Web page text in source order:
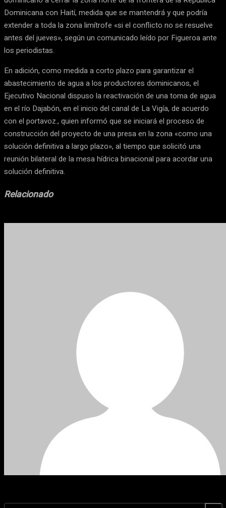
Dominicana con Haití, medida que se mantendrá y que podría
extender a toda la zona limítrofe «si el conflicto no se resuelve
antes del jueves», según un comunicado leído por Figueroa ante
los periodistas.
En adición, como medida a corto plazo para garantizar el
abastecimiento de agua a los productores dominicanos, el
Ejecutivo Nacional dispuso la reactivación de una toma de agua
en el río Dajabón, en el inicio del canal de La Vigía, de acuerdo
con el portavoz., quien informó que se iniciará el proceso de
construcción del proyecto de una presa en la zona «como una
solución definitiva a largo plazo», al tiempo que solicitó una
reunión bilateral de la mesa hídrica binacional para acordar una
solución definitiva.
Relacionado